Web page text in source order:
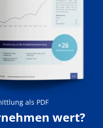
als PDF
wert?